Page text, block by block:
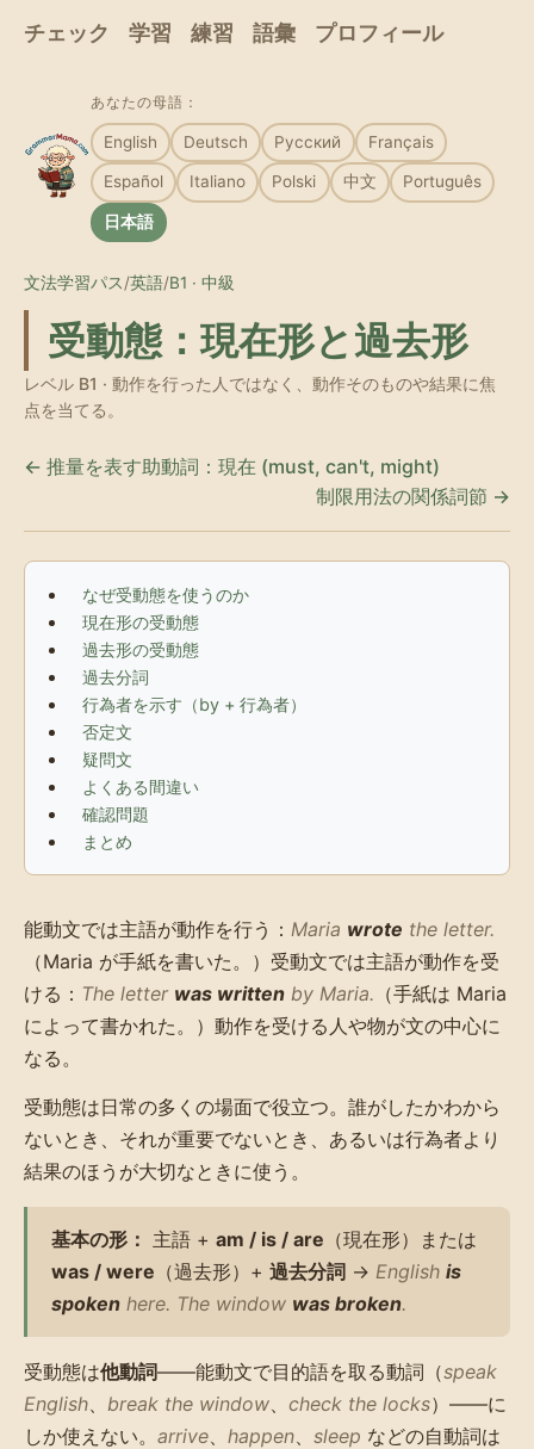
チェック 学習 練習 語彙 プロフィール
あなたの母語：
English Deutsch Русский Français
Español Italiano Polski 中文 Português
日本語
文法学習パス/英語/B1 · 中級
受動態：現在形と過去形
レベル B1 · 動作を行った人ではなく、動作そのものや結果に焦
点を当てる。
← 推量を表す助動詞：現在 (must, can't, might)
制限用法の関係詞節 →
なぜ受動態を使うのか
現在形の受動態
過去形の受動態
過去分詞
行為者を示す（by + 行為者）
否定文
疑問文
よくある間違い
確認問題
まとめ
能動文では主語が動作を行う： Maria wrote the letter.
（Maria が手紙を書いた。）受動文では主語が動作を受
ける： The letter was written by Maria. （手紙は Maria
によって書かれた。）動作を受ける人や物が文の中心に
なる。
受動態は日常の多くの場面で役立つ。誰がしたかわから
ないとき、それが重要でないとき、あるいは行為者より
結果のほうが大切なときに使う。
基本の形： 主語 + am / is / are （現在形）または
was / were （過去形）+ 過去分詞 → English is
spoken here. The window was broken.
受動態は他動詞——能動文で目的語を取る動詞（speak
English
break the window check the locks）——に
しか使えない。 arrive happen sleep などの自動詞は